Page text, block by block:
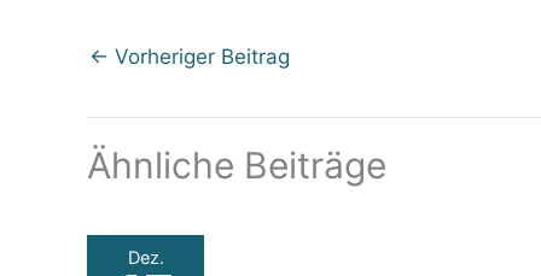
← Vorheriger Beitrag
Ähnliche Beiträge
Dez.